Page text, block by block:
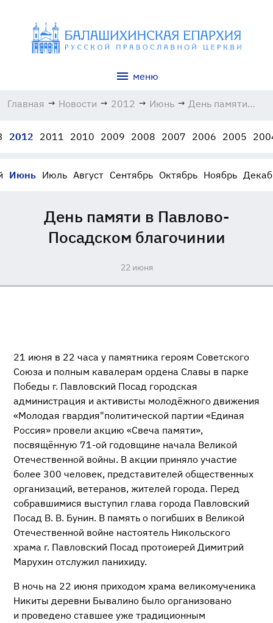
меню
Главная → Новости → 2012 → Июнь → День памяти
благочинии
2012 2011 2010 2009 2008 2007 2006 2005
Июнь Июль Август Сентябрь Октябрь Ноябрь
День памяти в Павлово-
Посадском благочинии
22 июня
21 июня в 22 часа у памятника героям Советского
Союза и полным кавалерам ордена Славы в парке
Победы г. Павловский Посад городская
администрация и активисты молодёжного движения
«Молодая гвардия"политической партии «Единая
Россия» провели акцию «Свеча памяти»,
посвящённую 71-ой годовщине начала Великой
Отечественной войны. В акции приняло участие
более 300 человек, представителей общественных
организаций, ветеранов, жителей города. Перед
собравшимися выступил глава города Павловский
Посад В. В. Бунин. В память о погибших в Великой
Отечественной войне настоятель Никольского
храма г. Павловский Посад протоиерей Димитрий
Марухин отслужил панихиду.
В ночь на 22 июня приходом храма великомученика
Никиты деревни Бывалино было организовано
и проведено ставшее уже традиционным